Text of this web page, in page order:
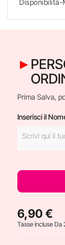
Disponibilità-
Prima Salva,
Inserisci il
6,90 €
Tasse incluseDa